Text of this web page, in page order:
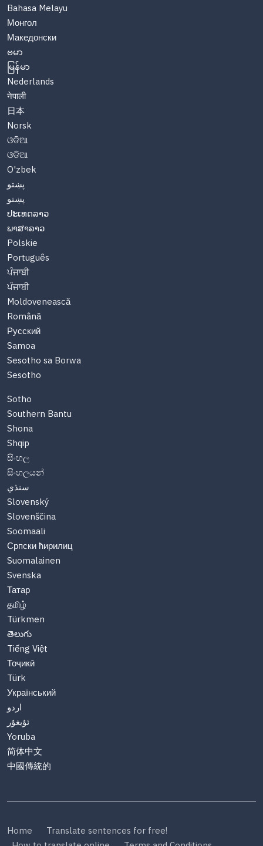
Bahasa Melayu
Монгол
Македонски
ဗမာ
မြန်မာ
Nederlands
नेपाली
日本
Norsk
ଓଡିଆ
ଓଡିଆ
O'zbek
پښتو
پښتو
ປະເທດລາວ
ພາສາລາວ
Polskie
Português
ਪੰਜਾਬੀ
ਪੰਜਾਬੀ
Moldovenească
Română
Русский
Samoa
Sesotho sa Borwa
Sesotho
Sotho
Southern Bantu
Shona
Shqip
සිංහල
සිංහලයන්
سنڌي
Slovenský
Slovenščina
Soomaali
Српски ћирилиц
Suomalainen
Svenska
Татар
தமிழ்
Türkmen
తెలుగు
Tiếng Việt
Тоҷикӣ
Türk
Український
اردو
ئۇيغۇر
Yoruba
简体中文
中國傳統的
Home
Translate sentences for free!